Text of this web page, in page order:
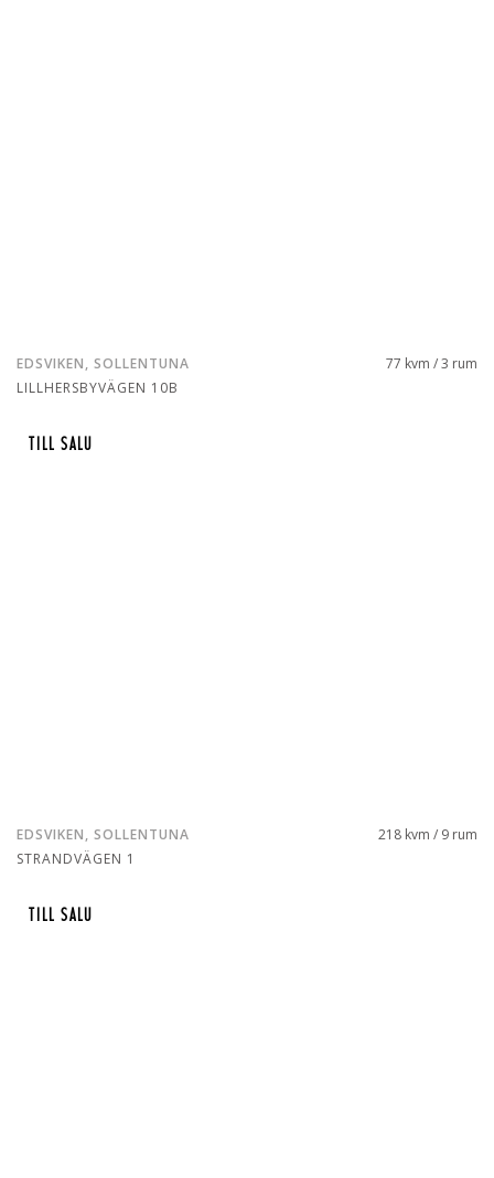
EDSVIKEN, SOLLENTUNA
LILLHERSBYVÄGEN 10B
77 kvm / 3 rum
TILL SALU
EDSVIKEN, SOLLENTUNA
STRANDVÄGEN 1
218 kvm / 9 rum
TILL SALU